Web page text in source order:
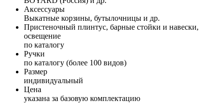
Аксессуары
Выкатные корзины, бутылочницы и др.
Пристеночный плинтус, барные стойки и навески,
освещение
по каталогу
Ручки
по каталогу (более 100 видов)
Размер
индивидуальный
Цена
указана за базовую комплектацию